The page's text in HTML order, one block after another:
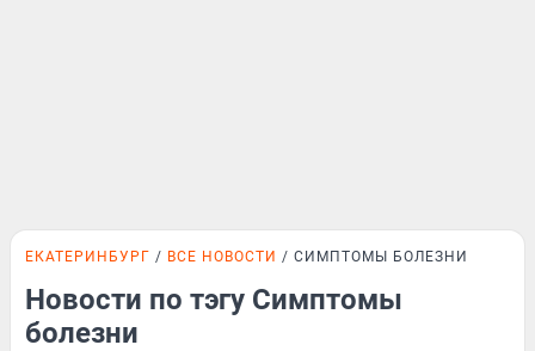
ЕКАТЕРИНБУРГ ВСЕ НОВОСТИ СИМПТОМЫ БОЛЕЗНИ
Новости по тэгу Симптомы
болезни